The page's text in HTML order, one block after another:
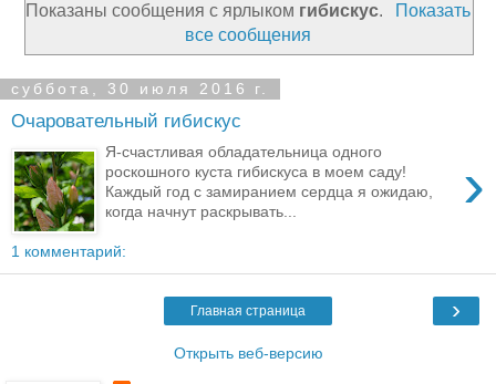
Показаны сообщения с ярлыком гибискус.
Показать
все сообщения
суббота, 30 июля 2016 г.
Очаровательный гибискус
›
Я-счастливая обладательница одного
роскошного куста гибискуса в моем саду!
Каждый год с замиранием сердца я ожидаю,
когда начнут раскрывать...
1 комментарий:
›
Главная страница
Открыть веб-версию